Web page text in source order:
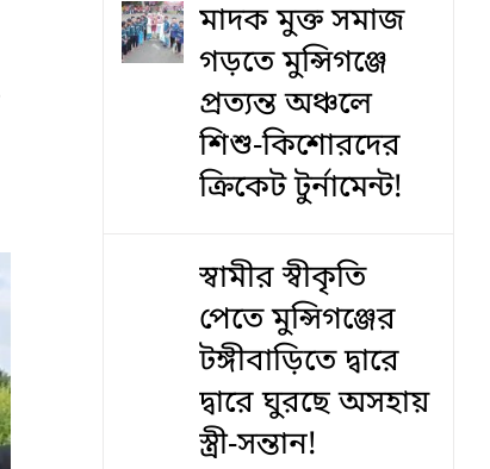
মাদক মুক্ত সমাজ
গড়তে মুন্সিগঞ্জে
প্রত্যন্ত অঞ্চলে
শিশু-কিশোরদের
ক্রিকেট টুর্নামেন্ট!
স্বামীর স্বীকৃতি
পেতে মুন্সিগঞ্জের
টঙ্গীবাড়িতে দ্বারে
দ্বারে ঘুরছে অসহায়
স্ত্রী-সন্তান!